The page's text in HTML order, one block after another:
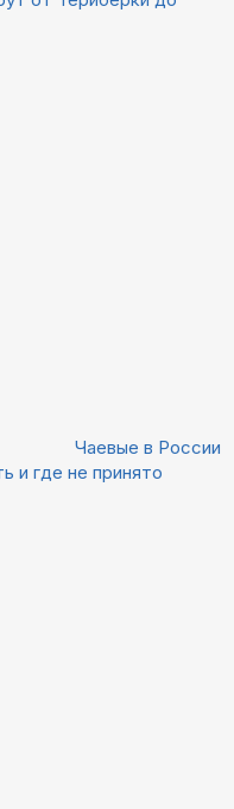
Чаевые в России
и где не принято